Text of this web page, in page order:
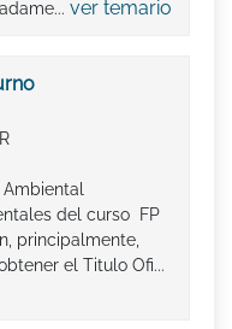
ver temario
del curso FP
principalmente,
el Titulo Ofi...